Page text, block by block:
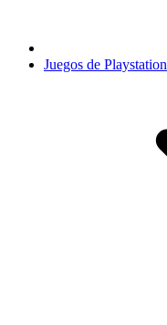
Juegos de Playstation